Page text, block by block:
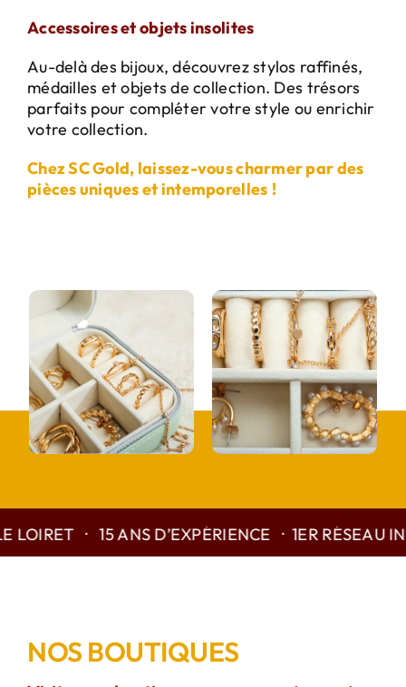
Accessoires et objets insolites
Au-delà des bijoux, découvrez stylos raffinés,
médailles et objets de collection. Des trésors
parfaits pour compléter votre style ou enrichir
votre collection.
Chez SC Gold, laissez-vous charmer par des
pièces uniques et intemporelles !
· 15 ANS D’EXPÉRIENCE · 1ER RÉSEAU
NOS BOUTIQUES